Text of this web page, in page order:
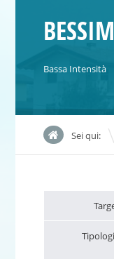
Bassa Intensità
Sei qui: